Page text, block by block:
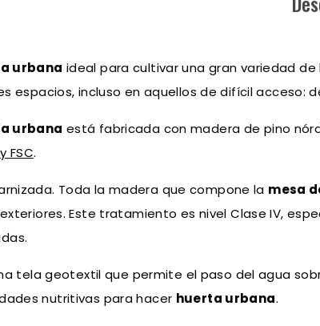
urbana ideal para cultivar una gran variedad
espacios, incluso en aquellos de difícil acceso:
urbana está fabricada con madera de pino
FSC.
Toda la madera que compone la mesa
Este tratamiento es nivel Clase IV,
tela geotextil que permite el paso del agua
nutritivas para hacer huerta urbana.